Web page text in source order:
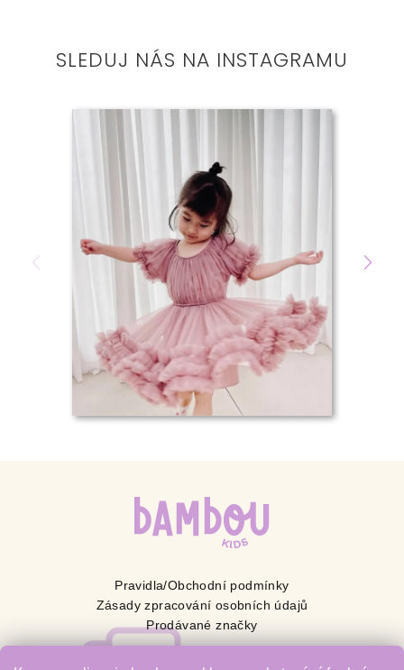
SLEDUJ NÁS NA INSTAGRAMU
Pravidla/Obchodní podmínky
Zásady zpracování osobních údajů
Prodávané značky